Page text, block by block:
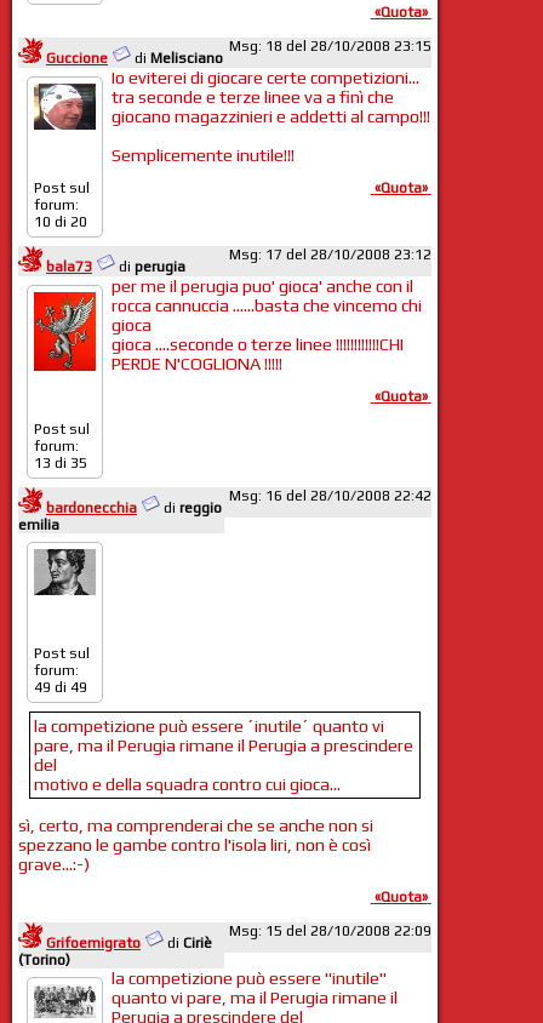
«Quota»
Guccione di Melisciano
Msg: 18 del 28/10/2008 23:15
Post sul
forum:
10 di 20
Io eviterei di giocare certe competizioni...
tra seconde e terze linee va a finì che
giocano magazzinieri e addetti al campo!!!
Semplicemente inutile!!!
«Quota»
bala73 di perugia
Msg: 17 del 28/10/2008 23:12
Post sul
forum:
13 di 35
per me il perugia puo' gioca' anche con il
rocca cannuccia ......basta che vincemo chi
gioca
gioca ....seconde o terze linee !!!!!!!!!!!!CHI
PERDE N'COGLIONA !!!!!
«Quota»
bardonecchia di reggio
emilia
Msg: 16 del 28/10/2008 22:42
Post sul
forum:
49 di 49
la competizione può essere ´inutile´ quanto vi
pare, ma il Perugia rimane il Perugia a prescindere
del
motivo e della squadra contro cui gioca...
sì, certo, ma comprenderai che se anche non si
spezzano le gambe contro l'isola liri, non è così
grave...:-)
«Quota»
Grifoemigrato di Ciriè
(Torino)
Msg: 15 del 28/10/2008 22:09
la competizione può essere "inutile"
quanto vi pare, ma il Perugia rimane il
Perugia a prescindere del